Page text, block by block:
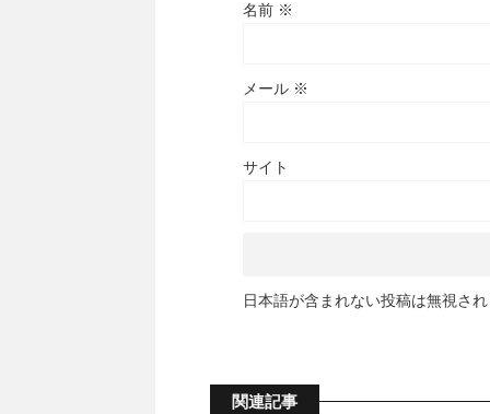
名前 ※
メール ※
サイト
日本語が含まれない投稿は無視さ
関連記事